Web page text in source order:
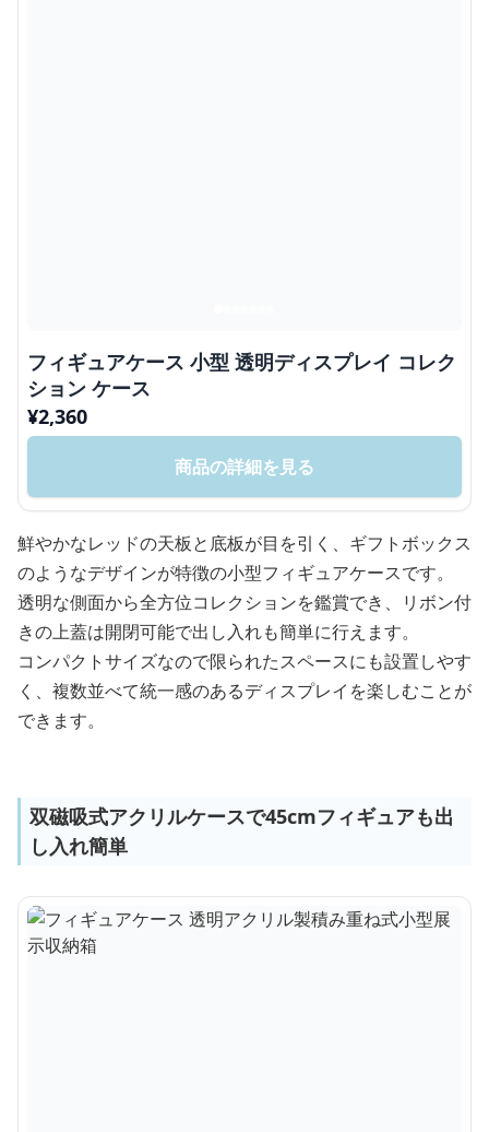
フィギュアケース 小型 透明ディスプレイ コレク
ション ケース
¥2,360
商品の詳細を見る
鮮やかなレッドの天板と底板が目を引く、ギフトボックス
のようなデザインが特徴の小型フィギュアケースです。
透明な側面から全方位コレクションを鑑賞でき、リボン付
きの上蓋は開閉可能で出し入れも簡単に行えます。
コンパクトサイズなので限られたスペースにも設置しやす
く、複数並べて統一感のあるディスプレイを楽しむことが
できます。
双磁吸式アクリルケースで45cmフィギュアも出
し入れ簡単